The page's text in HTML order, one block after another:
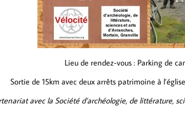
Lieu de rendez-vous : Parking de
Sortie de 15km avec deux arrêts patrimoine à
avec la Société d’archéologie, de littérature,